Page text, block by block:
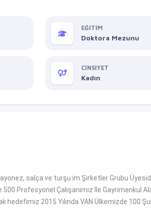
EĞİTİM
Doktora Mezunu
CİNSİYET
Kadın
salça ve turşu im Şirketler Grubu
500 Profesyonel Çalışanımız İle Gayrimenkul
hedefimiz 2015 Yılında VAN Ülkemizde 100